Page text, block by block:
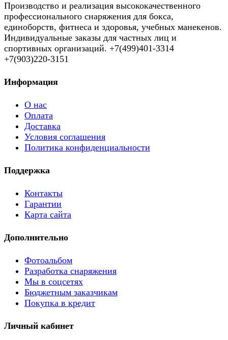
Производство и реализация высококачественного
профессионального снаряжения для бокса,
единоборств, фитнеса и здоровья, учебных манекенов.
Индивидуальные заказы для частных лиц и
спортивных организаций. +7(499)401-3314
+7(903)220-3151
Информация
О нас
Оплата
Доставка
Условия соглашения
Политика конфиденциальности
Поддержка
Контакты
Гарантии
Карта сайта
Дополнительно
Фотоальбом
Разработка снаряжения
Мы в соцсетях
Бюджетным заказчикам
Покупка в кредит
Личный кабинет